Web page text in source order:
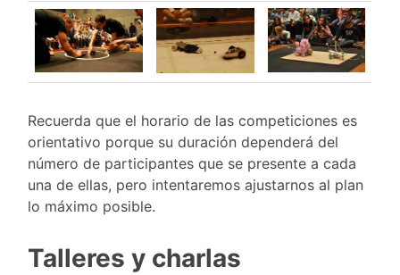
Recuerda que el horario de las competiciones es
orientativo porque su duración dependerá del
número de participantes que se presente a cada
una de ellas, pero intentaremos ajustarnos al plan
lo máximo posible.
Talleres y charlas